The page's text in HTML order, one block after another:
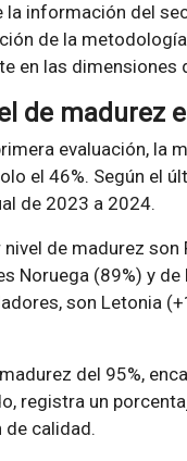
la información del
de la
en las
de madurez
evaluación, la
el 46%. Según el
de 2023 a 2024.
de madurez son
Noruega (89%) y
son Letonia
del 95%,
registra un
de calidad.